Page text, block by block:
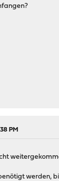
PM
werden,